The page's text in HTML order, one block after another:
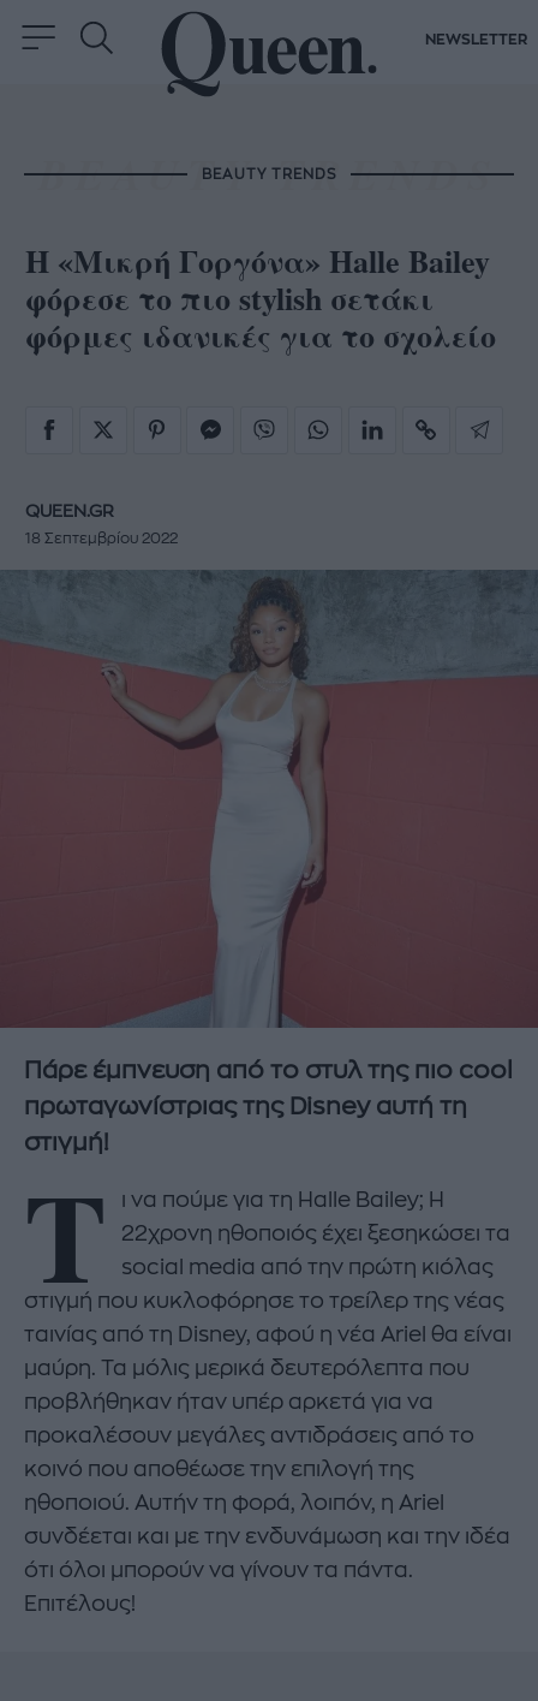
NEWSLETTER
BEAUTY TRENDS
Η «Μικρή Γοργόνα» Halle Bailey
φόρεσε το πιο stylish σετάκι
φόρμες ιδανικές για το σχολείο
QUEEN.GR
18 Σεπτεμβρίου 2022
Πάρε έμπνευση από το στυλ της πιο cool
πρωταγωνίστριας της Disney αυτή τη
στιγμή!
Τ
ι να πούμε για τη Halle Bailey; Η
22χρονη ηθοποιός έχει ξεσηκώσει τα
social media από την πρώτη κιόλας
στιγμή που κυκλοφόρησε το τρείλερ της νέας
ταινίας από τη Disney, αφού η νέα Ariel θα είναι
μαύρη. Τα μόλις μερικά δευτερόλεπτα που
προβλήθηκαν ήταν υπέρ αρκετά για να
προκαλέσουν μεγάλες αντιδράσεις από το
κοινό που αποθέωσε την επιλογή της
ηθοποιού. Αυτήν τη φορά, λοιπόν, η Ariel
συνδέεται και με την ενδυνάμωση και την ιδέα
ότι όλοι μπορούν να γίνουν τα πάντα.
Επιτέλους!